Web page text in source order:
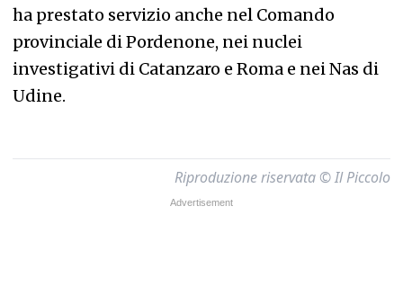
ha prestato servizio anche nel Comando
provinciale di Pordenone, nei nuclei
investigativi di Catanzaro e Roma e nei Nas di
Udine.
Riproduzione riservata © Il Piccolo